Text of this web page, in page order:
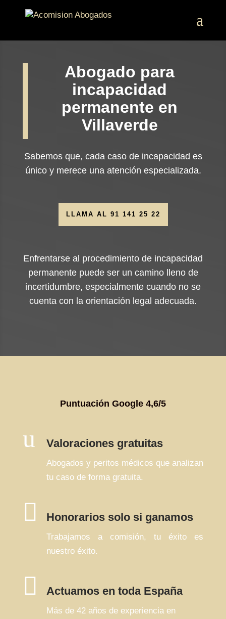
Abogado para
incapacidad
permanente en
Villaverde
Sabemos que, cada caso de incapacidad es
único y merece una atención especializada.
LLAMA AL 91 141 25 22
Enfrentarse al procedimiento de incapacidad
permanente puede ser un camino lleno de
incertidumbre, especialmente cuando no se
cuenta con la orientación legal adecuada.
Puntuación Google 4,6/5
u Valoraciones gratuitas
Abogados y peritos médicos que analizan
tu caso de forma gratuita.
 Honorarios solo si ganamos
Trabajamos a comisión, tu éxito es
nuestro éxito.
 Actuamos en toda España
Más de 42 años de experiencia en